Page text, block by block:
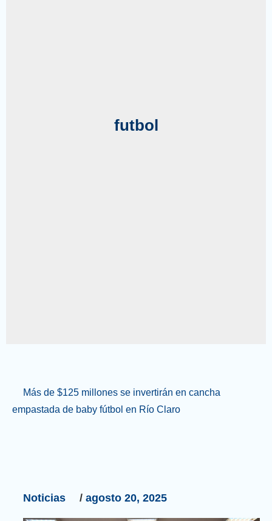
futbol
Más de $125 millones se invertirán en cancha
empastada de baby fútbol en Río Claro
Noticias / agosto 20, 2025
Más
de
cancha